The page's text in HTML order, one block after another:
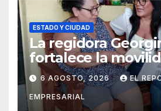
ESTADO Y CIUDAD
La regidora
fortalece la
adultos mayores
entrega de
ortopédicos
6 AGOSTO, 2026 EL
EMPRESARIAL